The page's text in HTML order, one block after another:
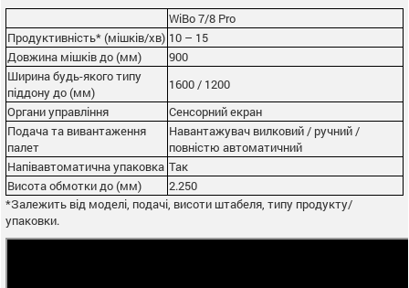
WiBo 7/8 Pro
Продуктивність* (мішків/хв) 10 – 15
Довжина мішків до (мм)
900
Ширина будь-якого типу
піддону до (мм)
1600 / 1200
Органи управління
Сенсорний екран
Подача та вивантаження
палет
Навантажувач вилковий / ручний /
повністю автоматичний
Напівавтоматична упаковка Так
Висота обмотки до (мм)
2.250
*Залежить від моделі, подачі, висоти штабеля, типу продукту/
упаковки.